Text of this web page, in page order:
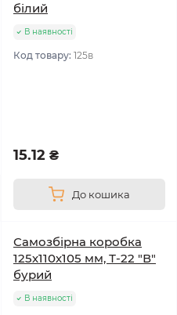
білий
В наявності
Код товару: 125в
15.12 ₴
До кошика
Самозбірна коробка
125х110х105 мм, Т-22 "В"
бурий
В наявності